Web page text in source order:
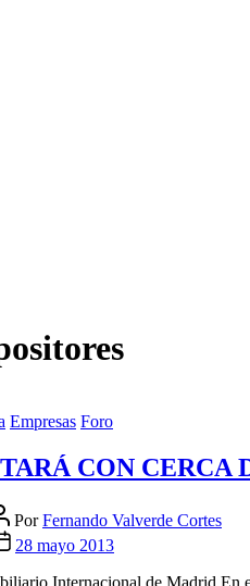
Empresas Foro
CON CERCA
PorFernando Valverde Cortes
28 mayo 2013
Internacional de Madrid En